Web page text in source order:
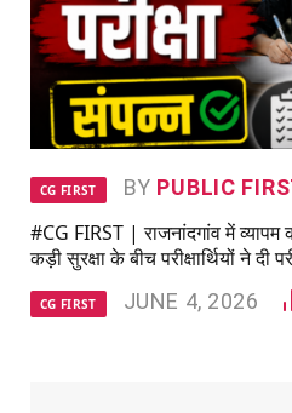
CG FIRST BY PUBLIC
#CG FIRST | राजनांदगांव में व्यापम
कड़ी सुरक्षा के बीच परीक्षार्थियों ने दी
CG FIRST JUNE 4, 2026